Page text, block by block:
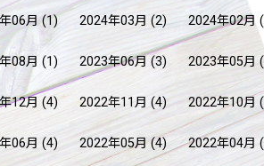
06月(1) 2024年03月 (2) 2024年02月
08月 (1) 2023年06月 (3) 2023年05月
12月 (4) 2022年11月 (4) 2022年10月
06月 (4) 2022年05月 (4) 2022年04月